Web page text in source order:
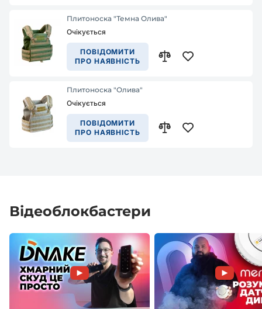
Плитоноска "Темна Олива"
Очікується
ПОВІДОМИТИ
ПРО НАЯВНІСТЬ
Плитоноска "Олива"
Очікується
ПОВІДОМИТИ
ПРО НАЯВНІСТЬ
Відеоблокбастери